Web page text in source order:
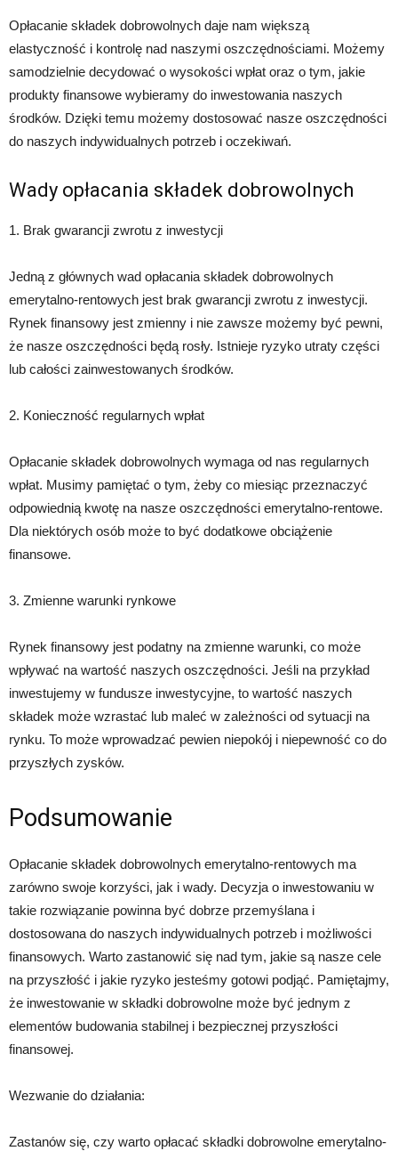
Opłacanie składek dobrowolnych daje nam większą
elastyczność i kontrolę nad naszymi oszczędnościami. Możemy
samodzielnie decydować o wysokości wpłat oraz o tym, jakie
produkty finansowe wybieramy do inwestowania naszych
środków. Dzięki temu możemy dostosować nasze oszczędności
do naszych indywidualnych potrzeb i oczekiwań.
Wady opłacania składek dobrowolnych
1. Brak gwarancji zwrotu z inwestycji
Jedną z głównych wad opłacania składek dobrowolnych
emerytalno-rentowych jest brak gwarancji zwrotu z inwestycji.
Rynek finansowy jest zmienny i nie zawsze możemy być pewni,
że nasze oszczędności będą rosły. Istnieje ryzyko utraty części
lub całości zainwestowanych środków.
2. Konieczność regularnych wpłat
Opłacanie składek dobrowolnych wymaga od nas regularnych
wpłat. Musimy pamiętać o tym, żeby co miesiąc przeznaczyć
odpowiednią kwotę na nasze oszczędności emerytalno-rentowe.
Dla niektórych osób może to być dodatkowe obciążenie
finansowe.
3. Zmienne warunki rynkowe
Rynek finansowy jest podatny na zmienne warunki, co może
wpływać na wartość naszych oszczędności. Jeśli na przykład
inwestujemy w fundusze inwestycyjne, to wartość naszych
składek może wzrastać lub maleć w zależności od sytuacji na
rynku. To może wprowadzać pewien niepokój i niepewność co do
przyszłych zysków.
Podsumowanie
Opłacanie składek dobrowolnych emerytalno-rentowych ma
zarówno swoje korzyści, jak i wady. Decyzja o inwestowaniu w
takie rozwiązanie powinna być dobrze przemyślana i
dostosowana do naszych indywidualnych potrzeb i możliwości
finansowych. Warto zastanowić się nad tym, jakie są nasze cele
na przyszłość i jakie ryzyko jesteśmy gotowi podjąć. Pamiętajmy,
że inwestowanie w składki dobrowolne może być jednym z
elementów budowania stabilnej i bezpiecznej przyszłości
finansowej.
Wezwanie do działania:
Zastanów się, czy warto opłacać składki dobrowolne emerytalno-